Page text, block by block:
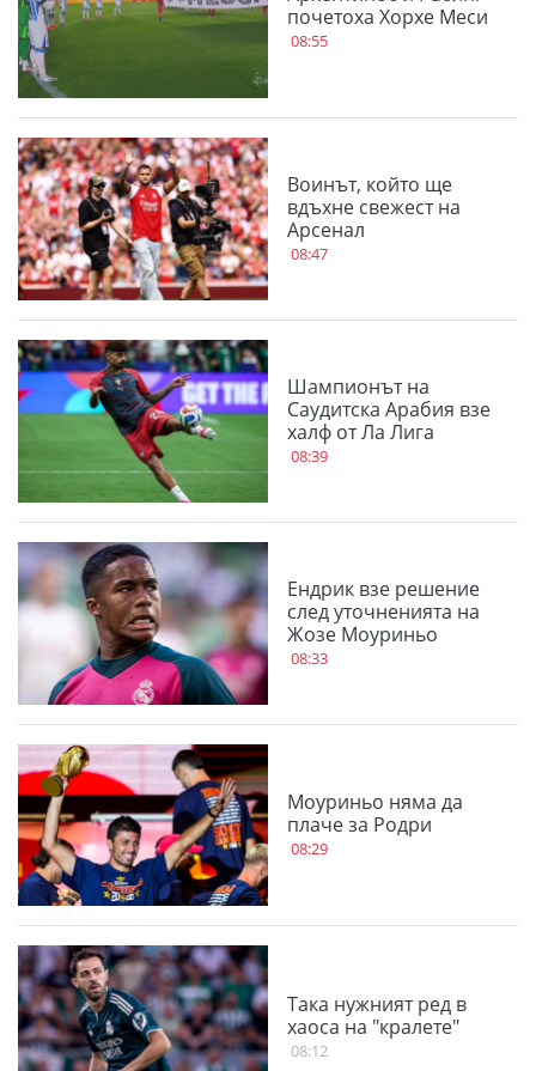
почетоха Хорхе Меси
08:55
Воинът, който ще
вдъхне свежест на
Арсенал
08:47
Шампионът на
Саудитска Арабия взе
халф от Ла Лига
08:39
Ендрик взе решение
след уточненията на
Жозе Моуриньо
08:33
Моуриньо няма да
плаче за Родри
08:29
Така нужният ред в
хаоса на "кралете"
08:12